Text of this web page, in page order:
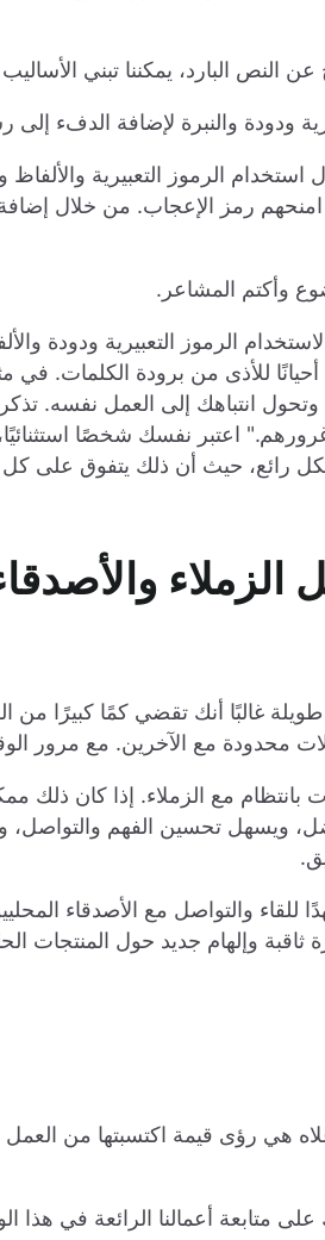
النص البارد، يمكننا تبني الأساليب
ودودة والنبرة لإضافة الدفء إلى
الرموز التعبيرية
امنحهم رمز الإعجاب. من خلال
وأكتم المشاعر.
الرموز التعبيرية ودودة
أحيانًا للأذى من برودة الكلمات.
وتحول انتباهك إلى العمل نفسه.
اعتبر نفسك شخصًا استثنائيًا،
رائع، حيث أن ذلك يتفوق على
4: قابل الزملاء
غالبًا أنك تقضي كمًا كبيرًا
محدودة مع الآخرين. مع مرور
بانتظام مع الزملاء. إذا كان ذلك
ويسهل تحسين الفهم والتواصل،
للقاء والتواصل مع الأصدقاء
وإلهام جديد حول المنتجات
متابعة أعمالنا الرائعة في هذا